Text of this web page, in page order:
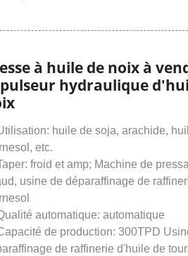
à huile de noix à
hydraulique
huile de soja, arachide,
etc.
froid et amp; Machine de
usine de déparaffinage de
automatique: automatique
de production: 300TPD
de raffinerie d'huile de